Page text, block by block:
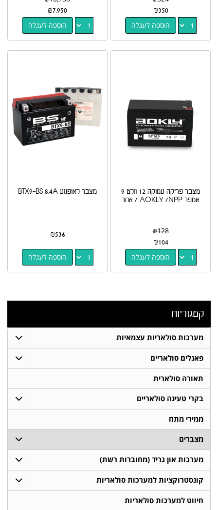
₪350
הוספה לעגלה
₪7,950
הוספה לעגלה
מצבר פריקה עמוקה 12 וולט 9
אמפר AOKLY /NPP / אחר
₪128
₪104
הוספה לעגלה
מצבר לאופנוע BTX9-BS 8.4A
₪536
הוספה לעגלה
קטגוריות
מערכות סולאריות עצמאיות
פאנלים סולאריים
תאורה סולארית
בקרי טעינה סולאריים
ממירי מתח
מצברים
מערכות און גריד (מחוברות רשת)
קונסטרוקציות למערכות סולאריות
חיווט למערכות סולאריות